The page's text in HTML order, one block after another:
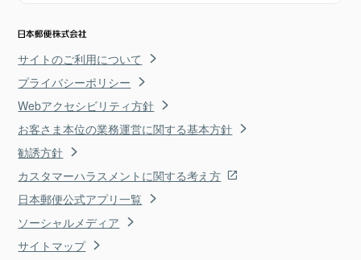
サイトのご利用について
プライバシーポリシー
Webアクセシビリティ方針
お客さま本位の業務運営に関する基本方針
勧誘方針
カスタマーハラスメントに関する考え方
日本郵便公式アプリ一覧
ソーシャルメディア
サイトマップ